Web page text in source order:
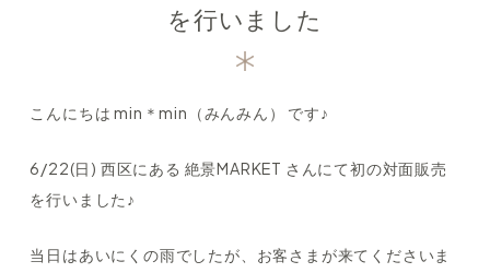
を行いました
こんにちは min＊min（みんみん） です♪
6/22(日) 西区にある 絶景MARKET さんにて初の対面販売
を行いました♪
当日はあいにくの雨でしたが、お客さまが来てくださいま